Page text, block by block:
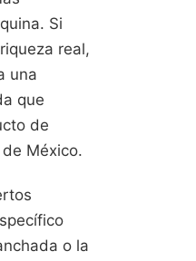
Si
real,
una
que
de
México.
o la